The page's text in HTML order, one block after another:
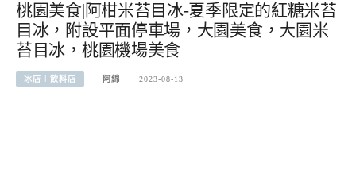
桃園美食|阿柑米苔目冰-夏季限定的紅糖米苔
目冰，附設平面停車場，大園美食，大園米
苔目冰，桃園機場美食
冰店︱飲料店 阿綿 2023-08-13